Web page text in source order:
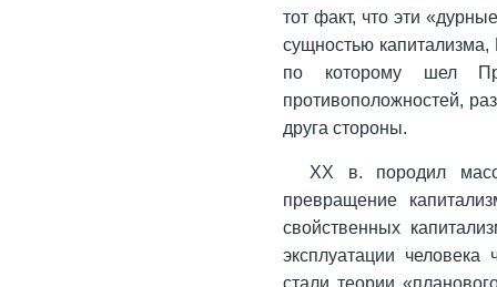
тот факт, что эти
сущностью капитализма,
по которому шел
противоположностей,
друга стороны.
XX в. породил
превращение
свойственных
эксплуатации
стали теории